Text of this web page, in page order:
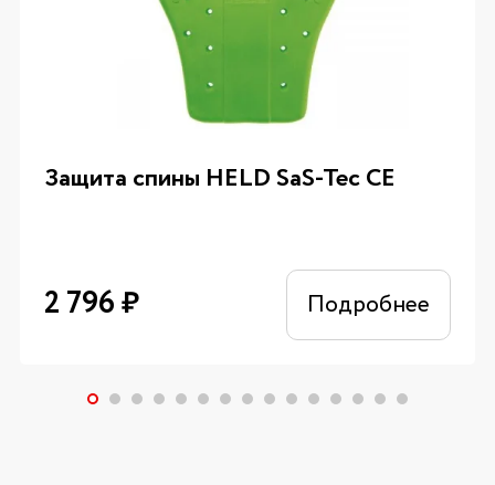
Защита спины HELD SaS-Tec CE
2 796₽ Подробнее